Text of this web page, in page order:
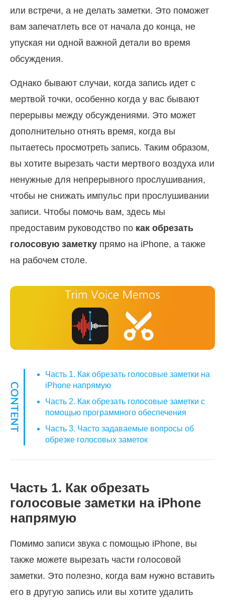
или встречи, а не делать заметки. Это поможет
вам запечатлеть все от начала до конца, не
упуская ни одной важной детали во время
обсуждения.
Однако бывают случаи, когда запись идет с
мертвой точки, особенно когда у вас бывают
перерывы между обсуждениями. Это может
дополнительно отнять время, когда вы
пытаетесь просмотреть запись. Таким образом,
вы хотите вырезать части мертвого воздуха или
ненужные для непрерывного прослушивания,
чтобы не снижать импульс при прослушивании
записи. Чтобы помочь вам, здесь мы
предоставим руководство по как обрезать
голосовую заметку прямо на iPhone, а также
на рабочем столе.
Часть 1. Как обрезать голосовые заметки на
iPhone напрямую
Часть 2. Как обрезать голосовые заметки с
помощью программного обеспечения
Часть 3. Часто задаваемые вопросы об
обрезке голосовых заметок
Часть 1. Как обрезать
голосовые заметки на iPhone
напрямую
Помимо записи звука с помощью iPhone, вы
также можете вырезать части голосовой
заметки. Это полезно, когда вам нужно вставить
его в другую запись или вы хотите удалить